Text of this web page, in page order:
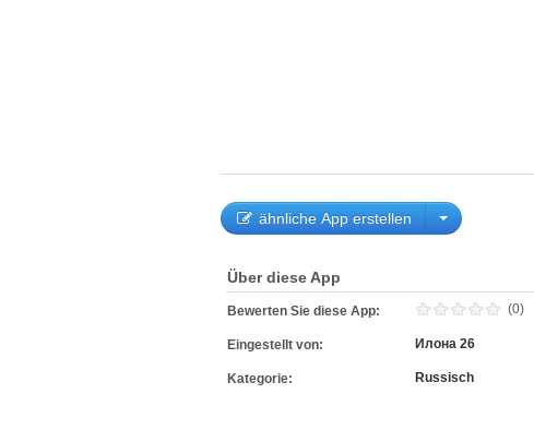
ähnliche App erstellen
Über diese App
Bewerten Sie diese App: (0)
Eingestellt von: Илона 26
Kategorie: Russisch